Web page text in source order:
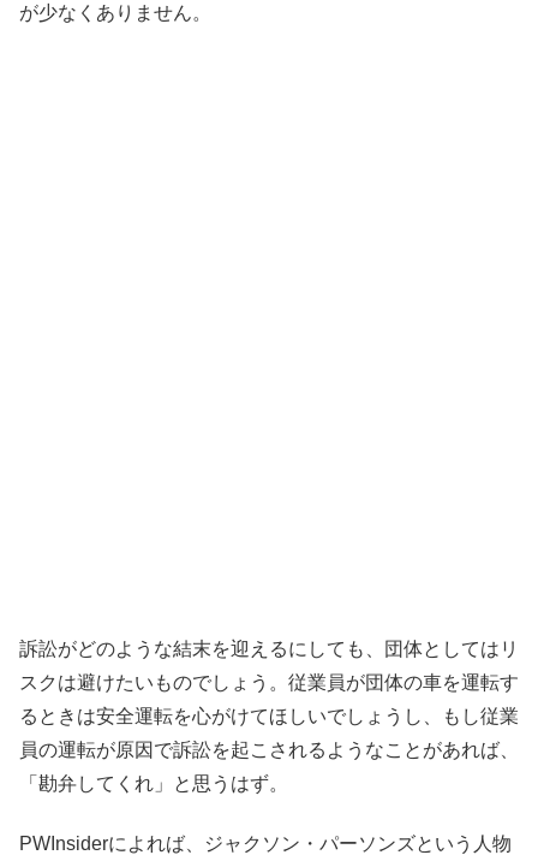
が少なくありません。
訴訟がどのような結末を迎えるにしても、団体としてはリ
スクは避けたいものでしょう。従業員が団体の車を運転す
るときは安全運転を心がけてほしいでしょうし、もし従業
員の運転が原因で訴訟を起こされるようなことがあれば、
「勘弁してくれ」と思うはず。
PWInsiderによれば、ジャクソン・パーソンズという人物